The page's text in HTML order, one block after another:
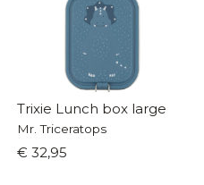
Trixie Lunch box large
Mr. Triceratops
€ 32,95